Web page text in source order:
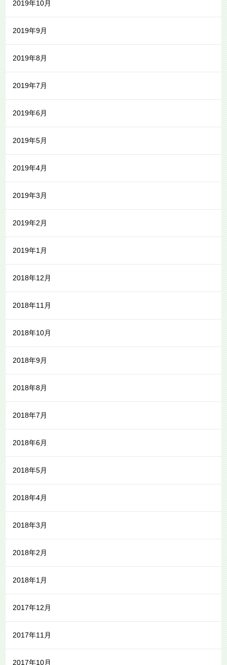
2019年10月
2019年9月
2019年8月
2019年7月
2019年6月
2019年5月
2019年4月
2019年3月
2019年2月
2019年1月
2018年12月
2018年11月
2018年10月
2018年9月
2018年8月
2018年7月
2018年6月
2018年5月
2018年4月
2018年3月
2018年2月
2018年1月
2017年12月
2017年11月
2017年10月